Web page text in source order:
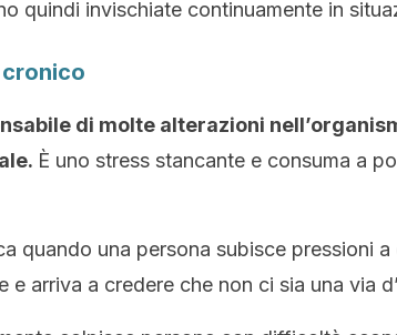
quindi invischiate continuamente in
di molte alterazioni
È uno stress stancante e consuma a
quando una persona subisce pressioni
e arriva a credere che non ci sia una via